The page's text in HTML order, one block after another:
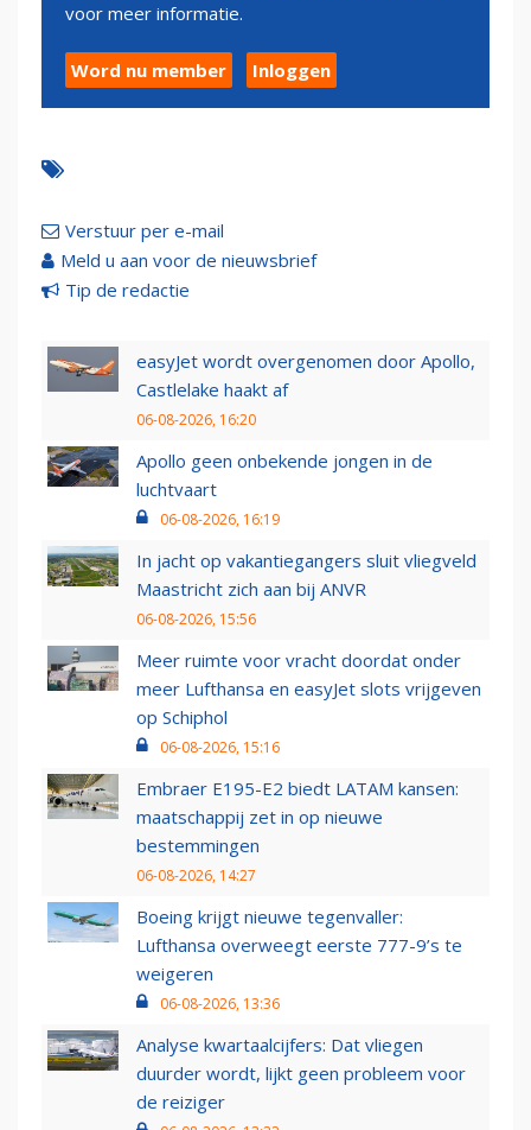
voor meer informatie.
Word nu member Inloggen
Verstuur per e-mail
Meld u aan voor de nieuwsbrief
Tip de redactie
easyJet wordt overgenomen door Apollo,
Castlelake haakt af
06-08-2026, 16:20
Apollo geen onbekende jongen in de
luchtvaart
06-08-2026, 16:19
In jacht op vakantiegangers sluit vliegveld
Maastricht zich aan bij ANVR
06-08-2026, 15:56
Meer ruimte voor vracht doordat onder
meer Lufthansa en easyJet slots vrijgeven
op Schiphol
06-08-2026, 15:16
Embraer E195-E2 biedt LATAM kansen:
maatschappij zet in op nieuwe
bestemmingen
06-08-2026, 14:27
Boeing krijgt nieuwe tegenvaller:
Lufthansa overweegt eerste 777-9’s te
weigeren
06-08-2026, 13:36
Analyse kwartaalcijfers: Dat vliegen
duurder wordt, lijkt geen probleem voor
de reiziger